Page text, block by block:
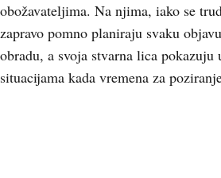
obožavateljima. Na njima, iako se
zapravo pomno planiraju svaku
obradu, a svoja stvarna lica pokazuju
situacijama kada vremena za